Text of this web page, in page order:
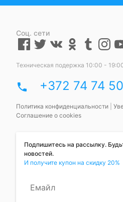
Соц. сети
Техническая подержка 10:00 -
phone +372 74 74
Политика конфиденциальности
Соглашение о cookies
Подпишитесь на рассылку.
новостей.
И получите купон на скидку 20%
Емайл